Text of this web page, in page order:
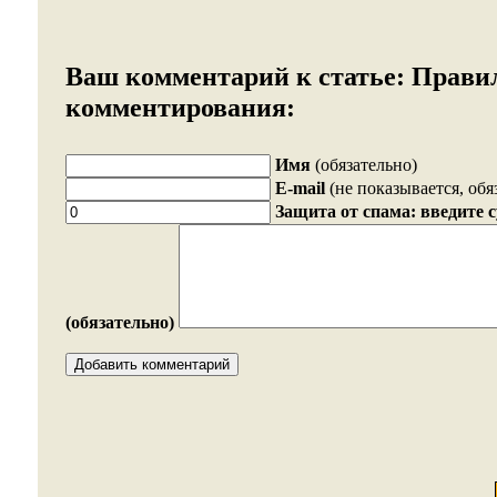
Ваш комментарий к статье:
комментирования:
Имя (обязательно)
E-mail (не показывается,
Защита от спама: введите
(обязательно)